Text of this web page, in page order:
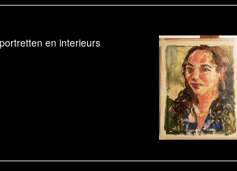
en interieurs